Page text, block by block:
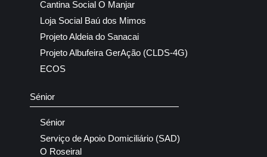
Cantina Social O Manjar
Loja Social Baú dos Mimos
Projeto Aldeia do Sanacai
Projeto Albufeira GerAção (CLDS-4G)
ECOS
Sénior
Sénior
Serviço de Apoio Domiciliário (SAD)
O Roseiral